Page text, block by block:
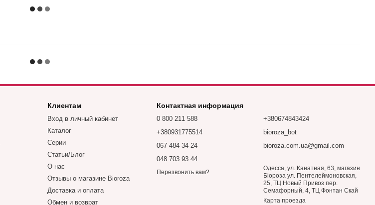
Клиентам
Вход в личный кабинет
Каталог
Серии
Статьи/Блог
О нас
Отзывы о магазине Bioroza
Доставка и оплата
Обмен и возврат
Контактная информация
0 800 211 588
+380931775514
067 484 34 24
048 703 93 44
Перезвонить вам?
+380674843424
bioroza_bot
bioroza.com.ua@gmail.com
Одесса, ул. Канатная, 63, магазин
Біороза ул. Пентелеймоновская,
25, ТЦ Новый Привоз пер.
Семафорный, 4, ТЦ Фонтан Скай
Карта проезда